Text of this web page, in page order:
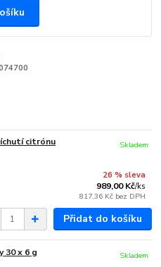
citrónu
26 % sleva
989,00 Kč/ks
817,36 Kč bez DPH
Skladem
Přidat do košíku
30 x 6 g Skladem